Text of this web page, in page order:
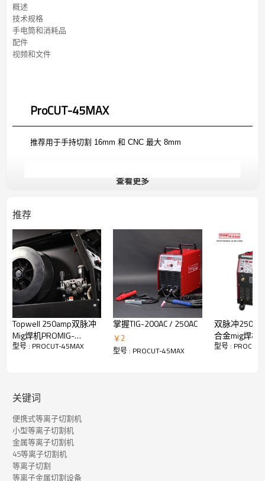
概述
技术规格
手电筒和消耗品
配件
视频和文件
ProCUT-45MAX
推荐用于手持切割 16mm 和 CNC 最大 8mm
无渣(CNC) 8mm 900mm/min
穿孔* 12mm
推荐16mm 500mm/min
Severance(手切) 29mm 125mm/min
优点
强大的输出-40A@60%，在40℃（104℉），质量切割能力可达
16mm（手动）和8mm（CNC无渣）；
高输出电压-145VDC确保较长的等离子弧长度；
轻的
查看更多
推荐
Topwell 250amp双脉冲
Mig焊机PROMIG-
250SYN DPULSE
型号 : PROCUT-45MAX
掌握TIG-200AC / 250AC
￥2
型号 : PROCUT-45MAX
双脉冲
合金mig焊机
250P
型号 :
关键词
便携式等离子切割机
小型等离子切割机
金属等离子切割机
45等离子切割机
等离子切割
等离子金属切割设备